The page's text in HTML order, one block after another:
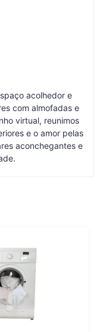
acolhedor e
com almofadas e
virtual, reunimos
e o amor pelas
aconchegantes e